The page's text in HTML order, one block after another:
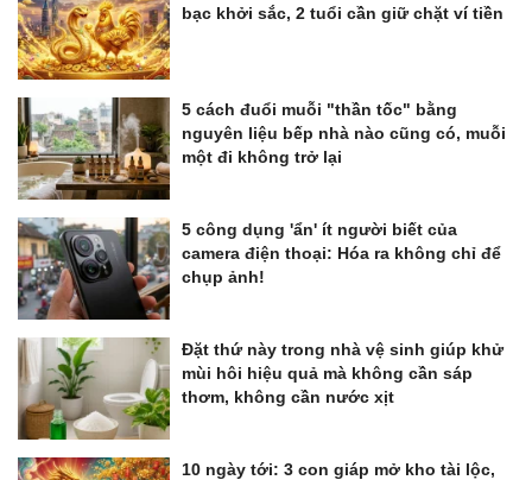
bạc khởi sắc, 2 tuổi cần giữ chặt ví tiền
5 cách đuổi muỗi "thần tốc" bằng
nguyên liệu bếp nhà nào cũng có, muỗi
một đi không trở lại
5 công dụng 'ẩn' ít người biết của
camera điện thoại: Hóa ra không chỉ để
chụp ảnh!
Đặt thứ này trong nhà vệ sinh giúp khử
mùi hôi hiệu quả mà không cần sáp
thơm, không cần nước xịt
10 ngày tới: 3 con giáp mở kho tài lộc,